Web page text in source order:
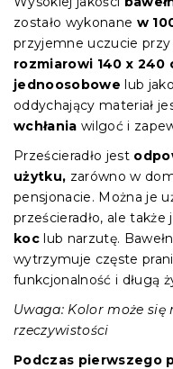
zostało wykonane w
przyjemne uczucie
rozmiarowi 140 x 240
jednoosobowe lub
oddychający materiał
wchłania wilgoć i
Prześcieradło jest
użytku, zarówno w
pensjonacie. Można je
prześcieradło, ale także
koc lub narzutę.
wytrzymuje częste
funkcjonalność i długą
Uwaga: Kolor może się
rzeczywistości
Podczas pierwszego